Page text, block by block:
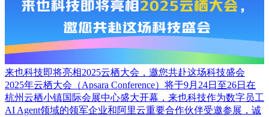
来也科技即将亮相2025云栖大会，邀您共赴这场科技盛会
2025年云栖大会（Apsara Conference）将于9月24日至26日在
杭州云栖小镇国际会展中心盛大开幕，来也科技作为数字员工
AI Agent领域的领军企业和阿里云重要合作伙伴受邀参展，诚